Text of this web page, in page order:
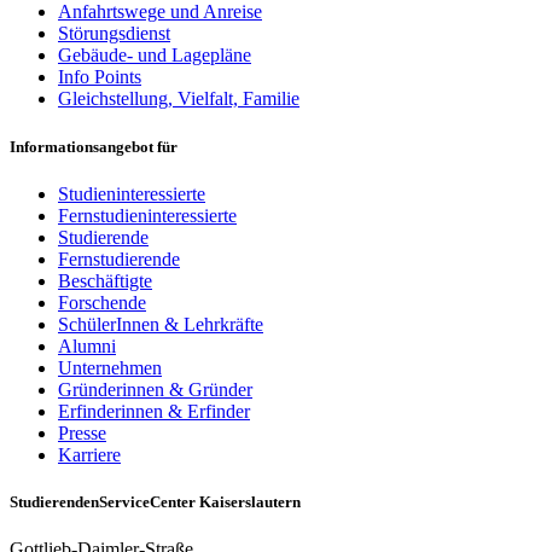
Anfahrtswege und Anreise
Störungsdienst
Gebäude- und Lagepläne
Info Points
Gleichstellung, Vielfalt, Familie
Informationsangebot für
Studieninteressierte
Fernstudieninteressierte
Studierende
Fernstudierende
Beschäftigte
Forschende
SchülerInnen & Lehrkräfte
Alumni
Unternehmen
Gründerinnen & Gründer
Erfinderinnen & Erfinder
Presse
Karriere
StudierendenServiceCenter Kaiserslautern